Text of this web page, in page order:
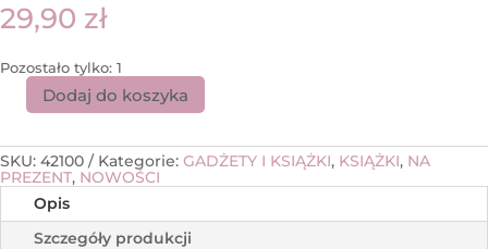
29,90 zł
Pozostało tylko: 1
Dodaj do koszyka
SKU: 42100 Kategorie: GADŻETY I KSIĄŻKI, KSIĄŻKI, NA
PREZENT, NOWOŚCI
Opis
Szczegóły produkcji